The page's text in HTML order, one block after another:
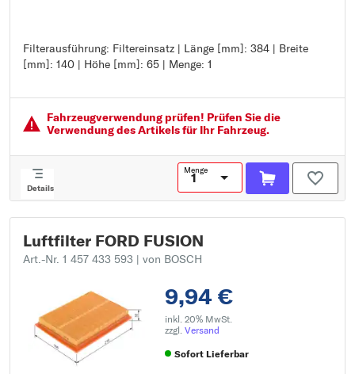
Filterausführung: Filtereinsatz | Länge [mm]: 384 | Breite
[mm]: 140 | Höhe [mm]: 65 | Menge: 1
Filterausführung: Filtereinsatz
Länge [mm]: 384
Höhe [mm]: 65
Menge: 1Fahrzeugver­wendung prüfen! Prüfen Sie die
Verwendung des Artikels für Ihr Fahrzeug.
Details
Menge
Luftfilter FORD FUSION
Art.-Nr. 1 457 433 593 | von BOSCH
9,94 €
inkl. 20% MwSt.
zzgl. Versand
Sofort Lieferbar